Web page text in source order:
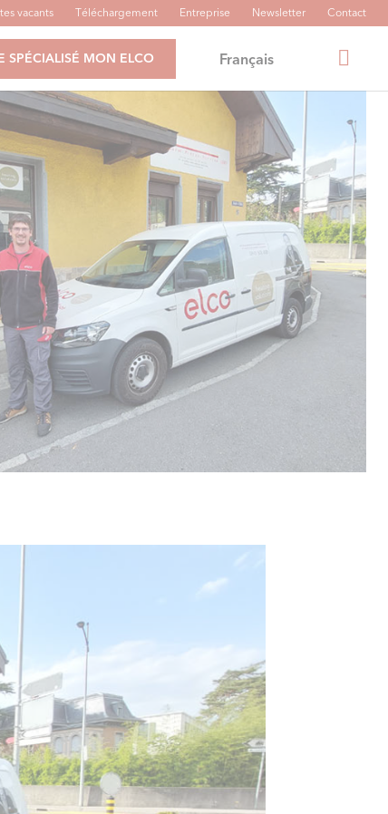
vacants Téléchargement Entreprise Newsletter Contact
SPÉCIALISÉ MON ELCO Français